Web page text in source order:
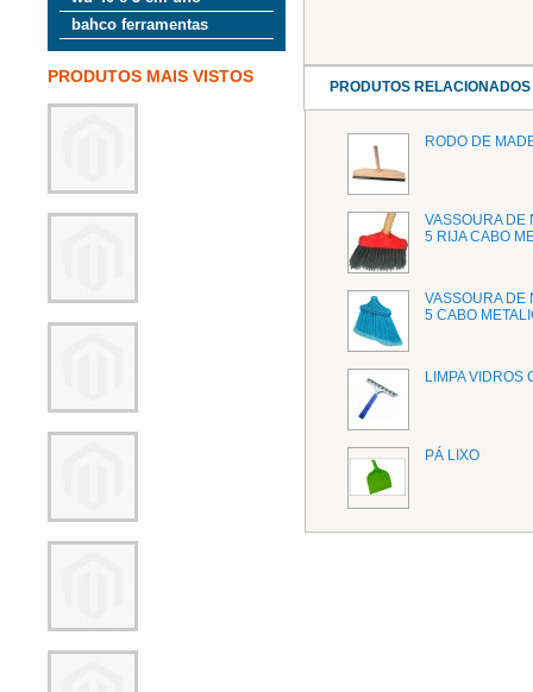
bahco ferramentas
PRODUTOS MAIS VISTOS
PRODUTOS RELACIONADOS
RODO DE
VASSOURA DE
5 RIJA CABO
VASSOURA DE
5 CABO
LIMPA VIDROS
PÁ LIXO